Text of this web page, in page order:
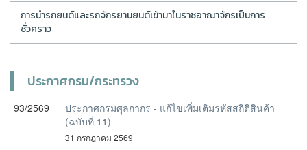
การนำรถยนต์และรถจักรยานยนต์เข้ามาในราชอาณาจักรเป็นการ
ชั่วคราว
ประกาศกรม/กระทรวง
93/2569
ประกาศกรมศุลกากร - แก้ไขเพิ่มเติมรหัสสถิติสินค้า
(ฉบับที่ 11)
31 กรกฎาคม 2569